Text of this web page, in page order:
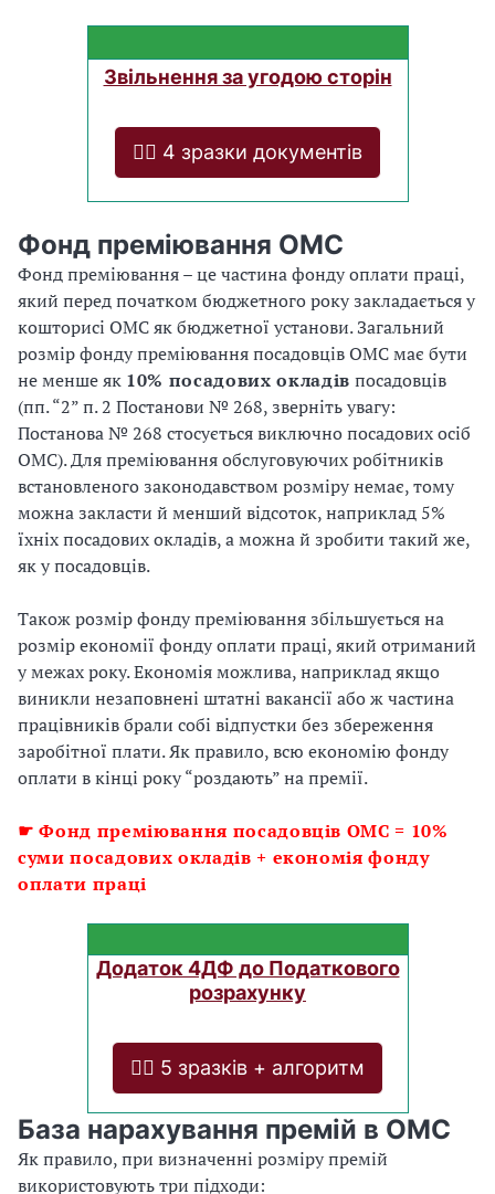
Звільнення за угодою сторін
❤️‍🔥 4 зразки документів
Фонд преміювання ОМС
Фонд преміювання – це частина фонду оплати праці,
який перед початком бюджетного року закладається у
кошторисі ОМС як бюджетної установи. Загальний
розмір фонду преміювання посадовців ОМС має бути
не менше як 10% посадових окладів посадовців
(пп. “2” п. 2 Постанови № 268, зверніть увагу:
Постанова № 268 стосується виключно посадових осіб
ОМС). Для преміювання обслуговуючих робітників
встановленого законодавством розміру немає, тому
можна закласти й менший відсоток, наприклад 5%
їхніх посадових окладів, а можна й зробити такий же,
як у посадовців.
Також розмір фонду преміювання збільшується на
розмір економії фонду оплати праці, який отриманий
у межах року. Економія можлива, наприклад якщо
виникли незаповнені штатні вакансії або ж частина
працівників брали собі відпустки без збереження
заробітної плати. Як правило, всю економію фонду
оплати в кінці року “роздають” на премії.
☛ Фонд преміювання посадовців ОМС = 10%
суми посадових окладів + економія фонду
оплати праці
Додаток 4ДФ до Податкового
розрахунку
❤️‍🔥 5 зразків + алгоритм
База нарахування премій в ОМС
Як правило, при визначенні розміру премій
використовують три підходи: